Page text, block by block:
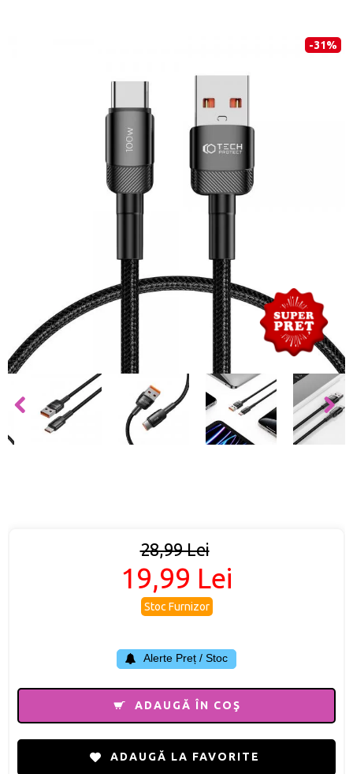
-31%
28,99 Lei
19,99 Lei
Stoc Furnizor
Alerte Preț / Stoc
ADAUGĂ ÎN COŞ
ADAUGĂ LA FAVORITE